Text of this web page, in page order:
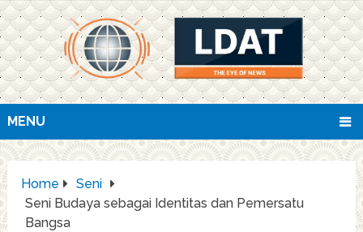
MENU
Home
Seni
Seni Budaya sebagai Identitas dan Pemersatu
Bangsa